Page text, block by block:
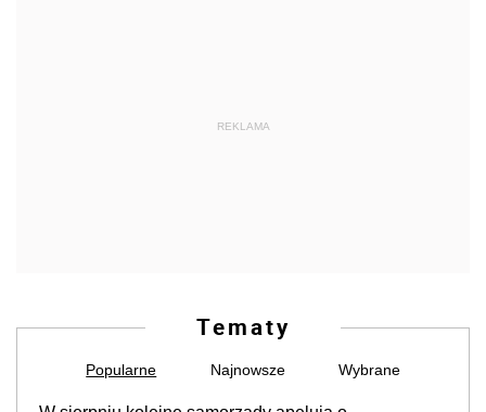
REKLAMA
Tematy
Popularne Najnowsze Wybrane